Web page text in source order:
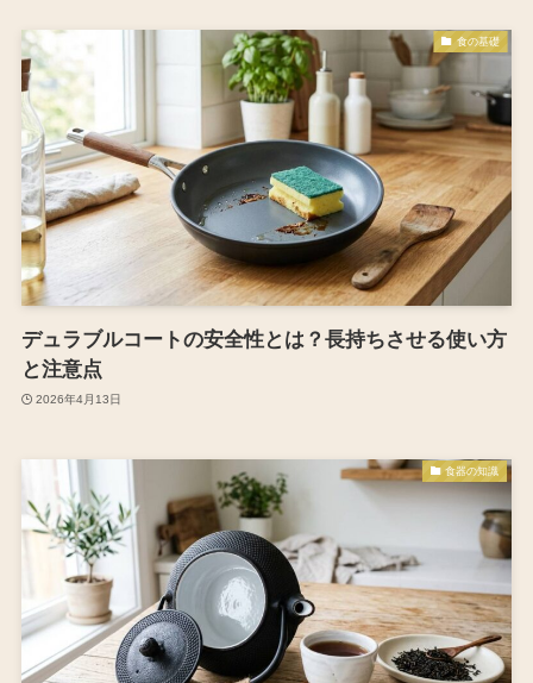
食の基礎
デュラブルコートの安全性とは？長持ちさせる使い方
と注意点
2026年4月13日
食器の知識